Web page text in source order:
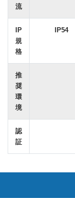
流
IP
規
格
IP54
推
奨
環
境
認
証